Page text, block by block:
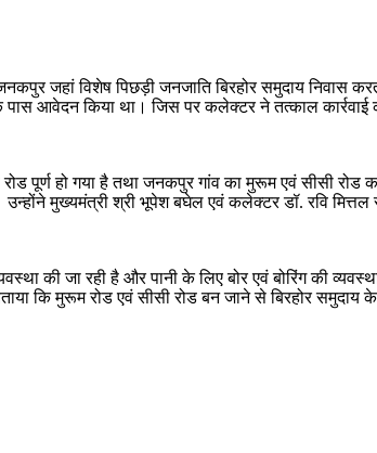
जहां विशेष पिछड़ी जनजाति बिरहोर समुदाय निवास
आवेदन किया था। जिस पर कलेक्टर ने तत्काल
पूर्ण हो गया है तथा जनकपुर गांव का मुरूम एवं सीसी रोड
मुख्यमंत्री श्री भूपेश बघेल एवं कलेक्टर डॉ. रवि मित्तल
की जा रही है और पानी के लिए बोर एवं बोरिंग की
कि मुरूम रोड एवं सीसी रोड बन जाने से बिरहोर